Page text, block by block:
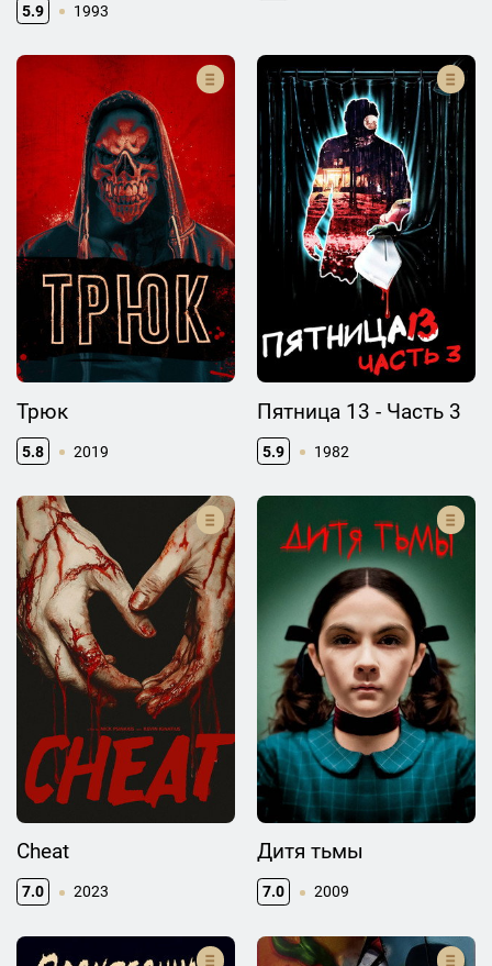
5.9 1993
Трюк
5.8 2019
Пятница 13 - Часть 3
5.9 1982
Cheat
7.0 2023
Дитя тьмы
7.0 2009